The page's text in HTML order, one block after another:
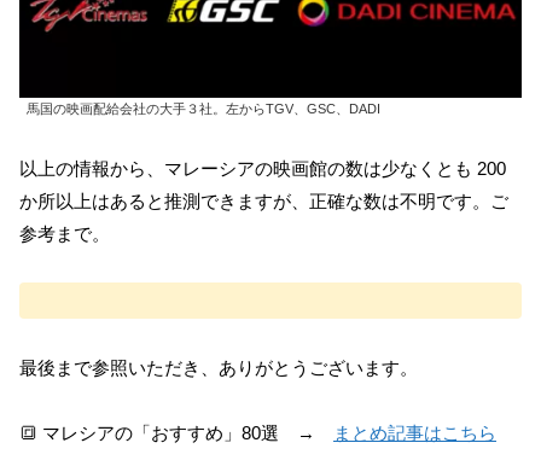
馬国の映画配給会社の大手３社。左からTGV、GSC、DADI
以上の情報から、マレーシアの映画館の数は少なくとも 200
か所以上はあると推測できますが、正確な数は不明です。ご
参考まで。
最後まで参照いただき、ありがとうございます。
🔳 マレシアの「おすすめ」80選 → まとめ記事はこちら